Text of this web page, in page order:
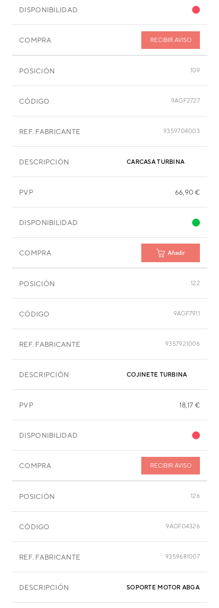
DISPONIBILIDAD
COMPRA RECIBIR AVISO
POSICIÓN 109
CÓDIGO 9AGF2727
REF. FABRICANTE 9359704003
DESCRIPCIÓN CARCASA TURBINA
PVP 66,90 €
DISPONIBILIDAD
COMPRA Añadir
POSICIÓN 122
CÓDIGO 9AGF7911
REF. FABRICANTE 9357921006
DESCRIPCIÓN COJINETE TURBINA
PVP 18,17 €
DISPONIBILIDAD
COMPRA RECIBIR AVISO
POSICIÓN 126
CÓDIGO 9AGF04326
REF. FABRICANTE 9359681007
DESCRIPCIÓN SOPORTE MOTOR